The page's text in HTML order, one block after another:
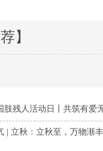
】
肢残人活动日丨共筑有爱
| 立秋：立秋至，万物渐